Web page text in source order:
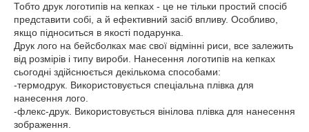
Тобто друк логотипів на кепках - це не тільки простий спосіб
представити собі, а й ефективний засіб впливу. Особливо,
якщо підноситься в якості подарунка.
Друк лого на бейсболках має свої відмінні риси, все залежить
від розмірів і типу вироби. Нанесення логотипів на кепках
сьогодні здійснюється декількома способами:
-термодрук. Використовується спеціальна плівка для
нанесення лого.
-флекс-друк. Використовується вінілова плівка для нанесення
зображення.